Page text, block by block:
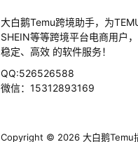
大白鹅Temu跨境助手，为
SHEIN等等跨境平台电商用户，
稳定、高效 的软件服务！
QQ:526526588
微信：15312893169
Copyright © 2026 大白鹅Temu